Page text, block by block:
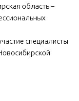
область –
специалисты